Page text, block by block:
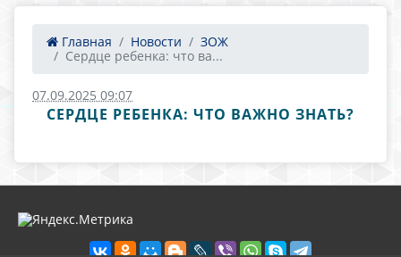
Главная Новости
ЗОЖ
Сердце ребенка: что ва...
07.09.2025 09:07
СЕРДЦЕ РЕБЕНКА: ЧТО ВАЖНО ЗНАТЬ?